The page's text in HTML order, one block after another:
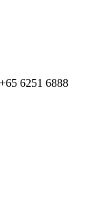
+65 6251 6888